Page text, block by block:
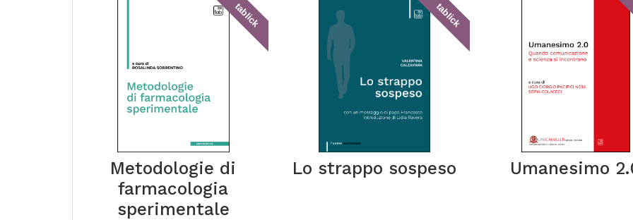
tablick
Metodologie di
farmacologia
sperimentale
tablick
Lo strappo sospeso Umanesimo